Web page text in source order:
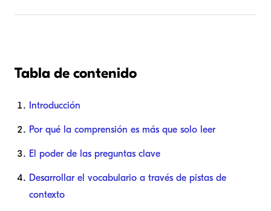
Tabla de contenido
Introducción
Por qué la comprensión es más que solo leer
El poder de las preguntas clave
Desarrollar el vocabulario a través de pistas de
contexto